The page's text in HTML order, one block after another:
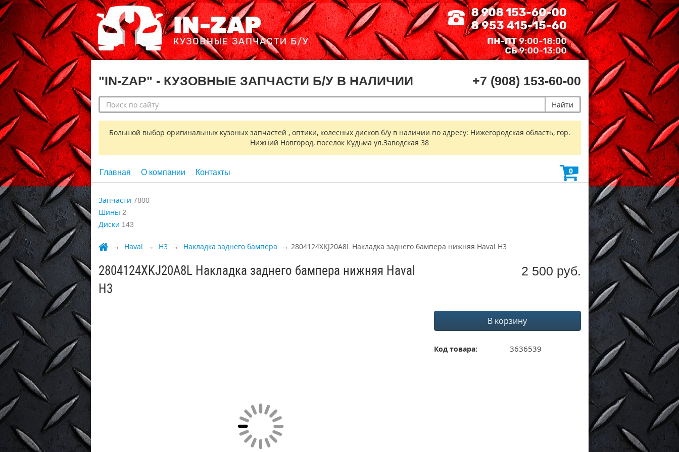
"IN-ZAP" - КУЗОВНЫЕ ЗАПЧАСТИ Б/У В НАЛИЧИИ +7 (908) 153-60-00
Найти
Большой выбор оригинальных кузоных запчастей , оптики, колесных дисков б/у в наличии по адресу: Нижегородская область, гор.
Нижний Новгород, поселок Кудьма ул.Заводская 38
Главная О компании Контакты 0
Запчасти 7800
Шины 2
Диски 143
Haval H3 Накладка заднего бампера 2804124XKJ20A8L Накладка заднего бампера нижняя Haval H3
2804124XKJ20A8L Накладка заднего бампера нижняя Haval
H3
2 500 руб.
В корзину
Код товара: 3636539